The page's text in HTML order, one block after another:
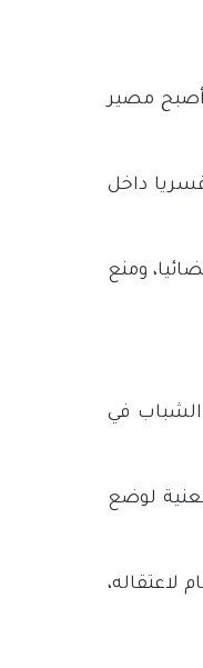
أصبح مصير
داخل
ومنع
الشباب في
لوضع
لاعتقاله،